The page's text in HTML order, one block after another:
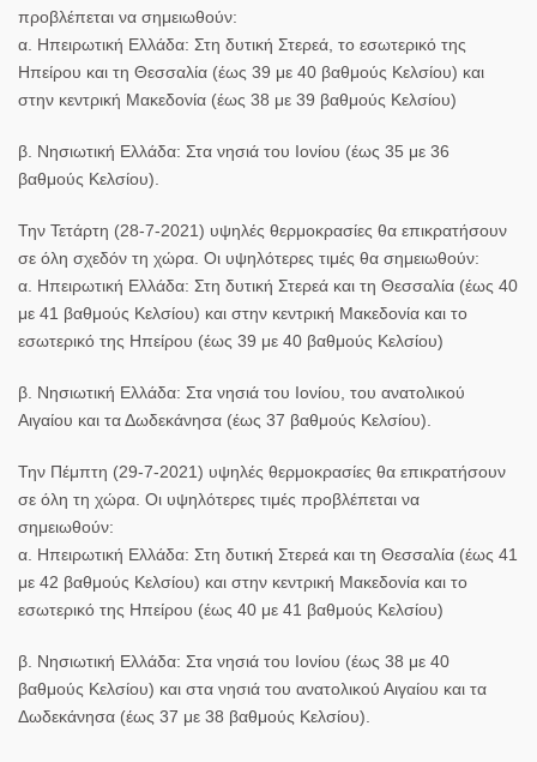
προβλέπεται να σημειωθούν:
α. Ηπειρωτική Ελλάδα: Στη δυτική Στερεά, το εσωτερικό της
Ηπείρου και τη Θεσσαλία (έως 39 με 40 βαθμούς Κελσίου) και
στην κεντρική Μακεδονία (έως 38 με 39 βαθμούς Κελσίου)
β. Νησιωτική Ελλάδα: Στα νησιά του Ιονίου (έως 35 με 36
βαθμούς Κελσίου).
Την Τετάρτη (28-7-2021) υψηλές θερμοκρασίες θα επικρατήσουν
σε όλη σχεδόν τη χώρα. Οι υψηλότερες τιμές θα σημειωθούν:
α. Ηπειρωτική Ελλάδα: Στη δυτική Στερεά και τη Θεσσαλία (έως 40
με 41 βαθμούς Κελσίου) και στην κεντρική Μακεδονία και το
εσωτερικό της Ηπείρου (έως 39 με 40 βαθμούς Κελσίου)
β. Νησιωτική Ελλάδα: Στα νησιά του Ιονίου, του ανατολικού
Αιγαίου και τα Δωδεκάνησα (έως 37 βαθμούς Κελσίου).
Την Πέμπτη (29-7-2021) υψηλές θερμοκρασίες θα επικρατήσουν
σε όλη τη χώρα. Οι υψηλότερες τιμές προβλέπεται να
σημειωθούν:
α. Ηπειρωτική Ελλάδα: Στη δυτική Στερεά και τη Θεσσαλία (έως 41
με 42 βαθμούς Κελσίου) και στην κεντρική Μακεδονία και το
εσωτερικό της Ηπείρου (έως 40 με 41 βαθμούς Κελσίου)
β. Νησιωτική Ελλάδα: Στα νησιά του Ιονίου (έως 38 με 40
βαθμούς Κελσίου) και στα νησιά του ανατολικού Αιγαίου και τα
Δωδεκάνησα (έως 37 με 38 βαθμούς Κελσίου).